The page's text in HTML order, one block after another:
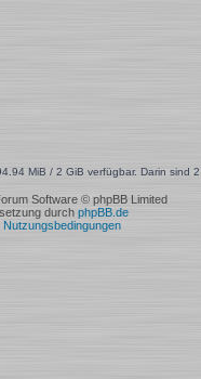
MiB / 2 GiB verfügbar. Darin sind
Software © phpBB Limited
durch phpBB.de
Nutzungsbedingungen